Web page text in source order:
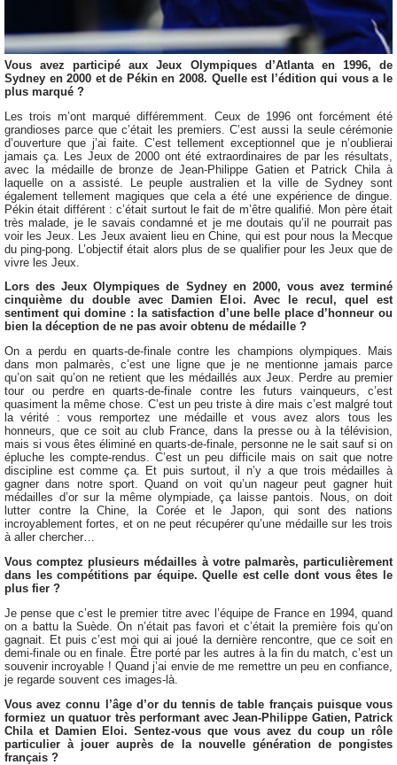
Vous avez participé aux Jeux Olympiques d’Atlanta en 1996, de
Sydney en 2000 et de Pékin en 2008. Quelle est l’édition qui vous a le
plus marqué ?
Les trois m’ont marqué différemment. Ceux de 1996 ont forcément été
grandioses parce que c’était les premiers. C’est aussi la seule cérémonie
d’ouverture que j’ai faite. C’est tellement exceptionnel que je n’oublierai
jamais ça. Les Jeux de 2000 ont été extraordinaires de par les résultats,
avec la médaille de bronze de Jean-Philippe Gatien et Patrick Chila à
laquelle on a assisté. Le peuple australien et la ville de Sydney sont
également tellement magiques que cela a été une expérience de dingue.
Pékin était différent : c’était surtout le fait de m’être qualifié. Mon père était
très malade, je le savais condamné et je me doutais qu’il ne pourrait pas
voir les Jeux. Les Jeux avaient lieu en Chine, qui est pour nous la Mecque
du ping-pong. L’objectif était alors plus de se qualifier pour les Jeux que de
vivre les Jeux.
Lors des Jeux Olympiques de Sydney en 2000, vous avez terminé
cinquième du double avec Damien Eloi. Avec le recul, quel est
sentiment qui domine : la satisfaction d’une belle place d’honneur ou
bien la déception de ne pas avoir obtenu de médaille ?
On a perdu en quarts-de-finale contre les champions olympiques. Mais
dans mon palmarès, c’est une ligne que je ne mentionne jamais parce
qu’on sait qu’on ne retient que les médaillés aux Jeux. Perdre au premier
tour ou perdre en quarts-de-finale contre les futurs vainqueurs, c’est
quasiment la même chose. C’est un peu triste à dire mais c’est malgré tout
la vérité : vous remportez une médaille et vous avez alors tous les
honneurs, que ce soit au club France, dans la presse ou à la télévision,
mais si vous êtes éliminé en quarts-de-finale, personne ne le sait sauf si on
épluche les compte-rendus. C’est un peu difficile mais on sait que notre
discipline est comme ça. Et puis surtout, il n’y a que trois médailles à
gagner dans notre sport. Quand on voit qu’un nageur peut gagner huit
médailles d’or sur la même olympiade, ça laisse pantois. Nous, on doit
lutter contre la Chine, la Corée et le Japon, qui sont des nations
incroyablement fortes, et on ne peut récupérer qu’une médaille sur les trois
à aller chercher…
Vous comptez plusieurs médailles à votre palmarès, particulièrement
dans les compétitions par équipe. Quelle est celle dont vous êtes le
plus fier ?
Je pense que c’est le premier titre avec l’équipe de France en 1994, quand
on a battu la Suède. On n’était pas favori et c’était la première fois qu’on
gagnait. Et puis c’est moi qui ai joué la dernière rencontre, que ce soit en
demi-finale ou en finale. Être porté par les autres à la fin du match, c’est un
souvenir incroyable ! Quand j’ai envie de me remettre un peu en confiance,
je regarde souvent ces images-là.
Vous avez connu l’âge d’or du tennis de table français puisque vous
formiez un quatuor très performant avec Jean-Philippe Gatien, Patrick
Chila et Damien Eloi. Sentez-vous que vous avez du coup un rôle
particulier à jouer auprès de la nouvelle génération de pongistes
français ?